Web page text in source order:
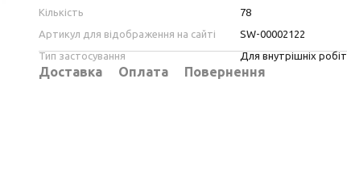
Кількість
78
Артикул для відображення на сайті
SW-00002122
Тип застосування
Для внутрішніх робіт
Доставка Оплата Повернення